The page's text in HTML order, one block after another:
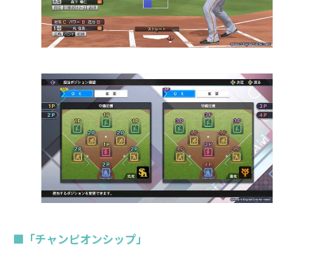
■「チャンピオンシップ」